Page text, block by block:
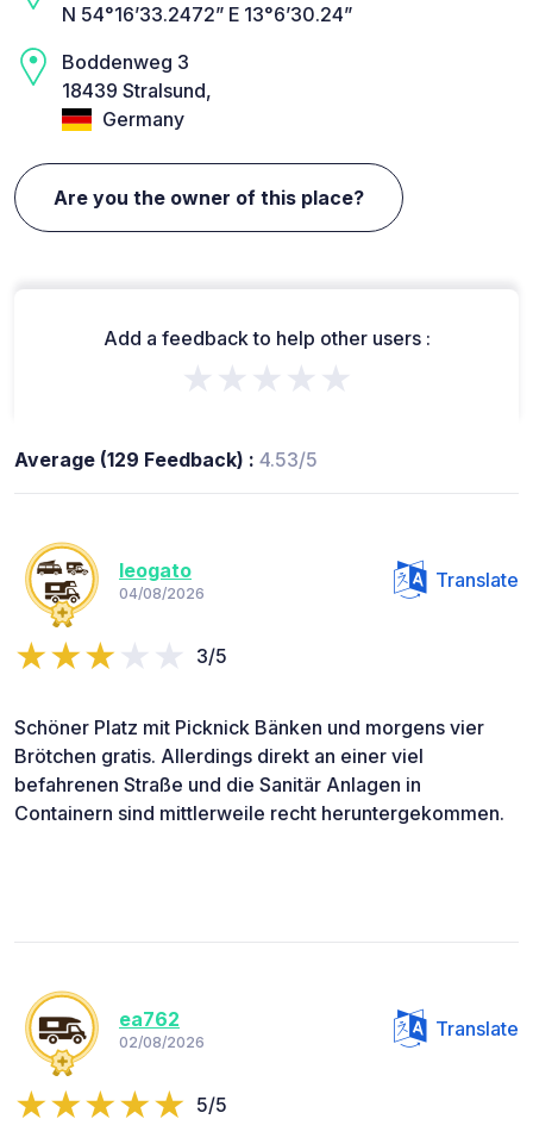
N 54°16’33.2472” E 13°6’30.24”
Boddenweg 3
18439 Stralsund,
Germany
Are you the owner of this place?
Add a feedback to help other users :
★★★★★
Average (129 Feedback) : 4.53/5
leogato
04/08/2026
Translate
3/5
Schöner Platz mit Picknick Bänken und morgens vier
Brötchen gratis. Allerdings direkt an einer viel
befahrenen Straße und die Sanitär Anlagen in
Containern sind mittlerweile recht heruntergekommen.
ea762
02/08/2026
Translate
5/5